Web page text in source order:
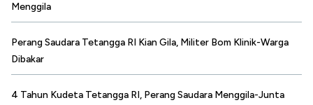
Menggila
Perang Saudara Tetangga RI Kian Gila, Militer Bom Klinik-Warga
Dibakar
4 Tahun Kudeta Tetangga RI, Perang Saudara Menggila-Junta